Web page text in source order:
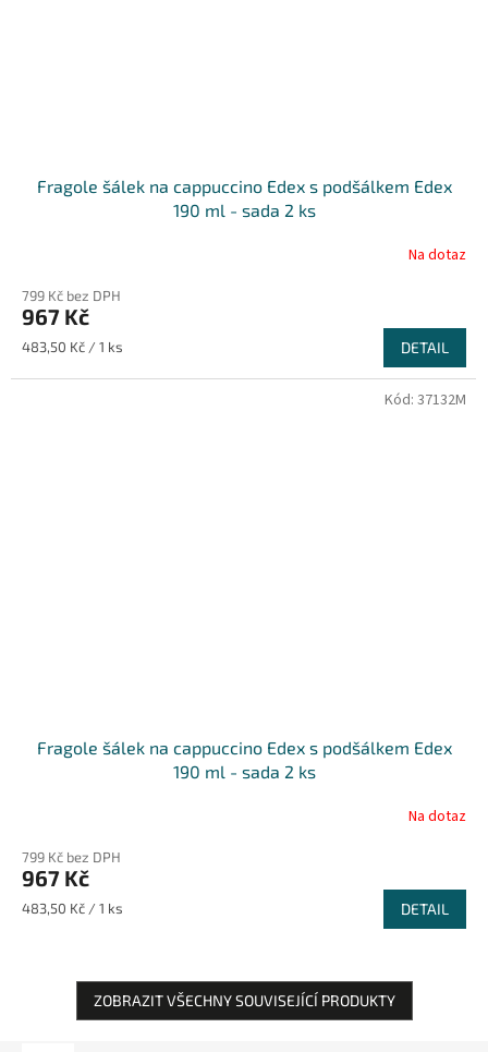
Fragole šálek na cappuccino Edex s podšálkem Edex
190 ml - sada 2 ks
Na dotaz
799 Kč bez DPH
967 Kč
Měrná
483,50 Kč / 1 ks DETAIL
Fragole šálek na cappuccino Edex s podšálkem Edex
190 ml - sada 2 ks
Na dotaz
799 Kč bez DPH
967 Kč
Měrná
483,50 Kč / 1 ks DETAIL
Kód: 37132M
ZOBRAZIT VŠECHNY SOUVISEJÍCÍ PRODUKTY